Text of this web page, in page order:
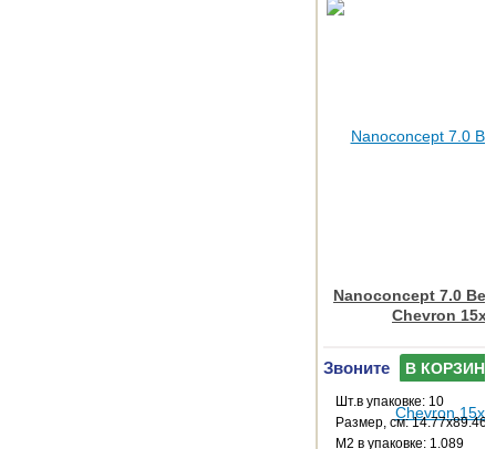
Nanoconcept 7.0
Chevron
Звоните В КОРЗИНУ
Шт.в упаковке: 10
Размер, см: 14.77x89.46
М2 в упаковке: 1.089